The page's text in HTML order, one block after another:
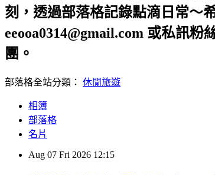
刻，透過部落格記錄點滴日常～
eeooa0314@gmail.com 或私訊
團。
部落格全站分類： 休閒旅遊
相簿
部落格
名片
Aug 07 Fri 2026 12:15